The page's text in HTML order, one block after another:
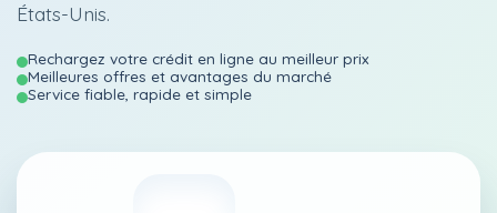
États-Unis.
Rechargez votre crédit en ligne au meilleur prix
Meilleures offres et avantages du marché
Service fiable, rapide et simple